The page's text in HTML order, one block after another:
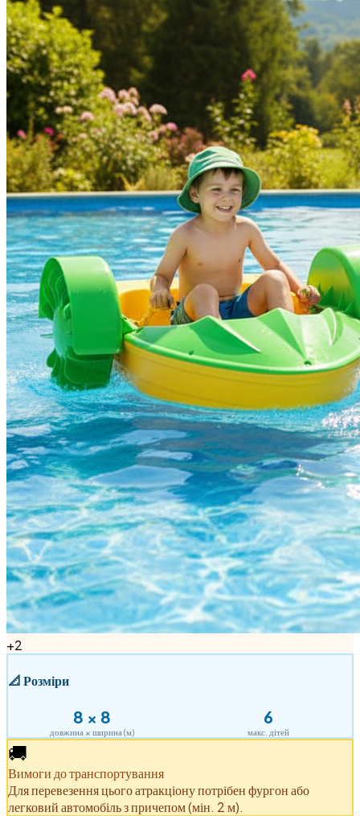
+2
📐Розміри
8 × 8
довжина × ширина (м)
6
макс. дітей
🚚
Вимоги до транспортування
Для перевезення цього атракціону потрібен фургон або
легковий автомобіль з причепом (мін. 2 м).